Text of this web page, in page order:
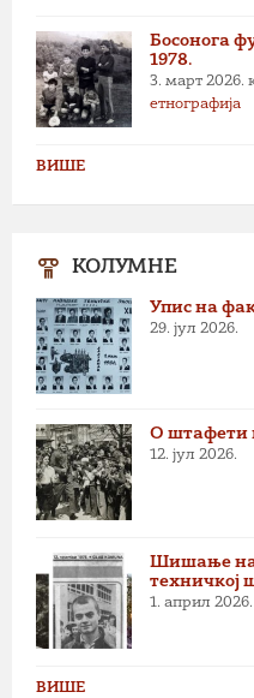
Босонога
1978.
3. март 2026.
етнографија
ВИШЕ
КОЛУМНЕ
Упис на
29. јул 2026.
О штафети
12. јул 2026.
Шишање на
техничкој
1. април 2026.
ВИШЕ